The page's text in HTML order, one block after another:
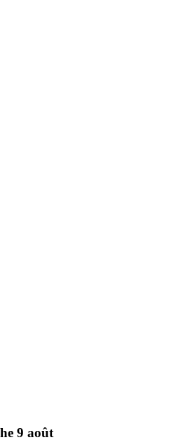
9 août